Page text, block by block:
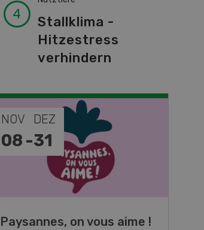
Stallklima -
Hitzestress
verhindern
NOV
08 -
DEZ
31
Paysannes, on vous aime !